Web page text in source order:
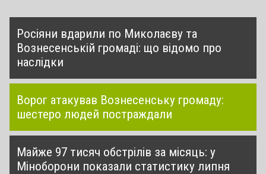
Росіяни вдарили по Миколаєву та
Вознесенській громаді: що відомо про
наслідки
Ворог атакував Вознесенську громаду:
шестеро людей постраждали
Майже 97 тисяч обстрілів за місяць: у
Міноборони показали статистику липня